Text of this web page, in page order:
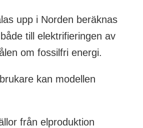
upp i Norden beräknas
till elektrifieringen av
om fossilfri energi.
kan modellen
från elproduktion